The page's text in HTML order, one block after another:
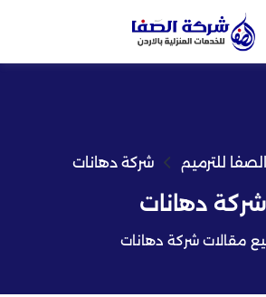
للترميم شركة دهانات
شركة دهانات
مقالات شركة دهانات